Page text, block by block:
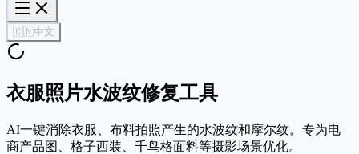
🇨🇳中文
衣服照片水波纹修复工具
AI一键消除衣服、布料拍照产生的水波纹和摩尔纹。专为电
商产品图、格子西装、千鸟格面料等摄影场景优化。